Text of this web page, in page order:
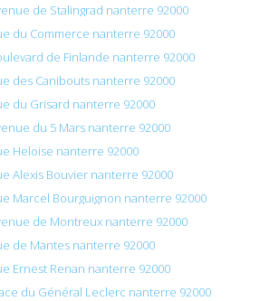
de Stalingrad nanterre 92000
du Commerce nanterre 92000
de Finlande nanterre 92000
des Canibouts nanterre 92000
du Grisard nanterre 92000
du 5 Mars nanterre 92000
Heloise nanterre 92000
Alexis Bouvier nanterre 92000
Marcel Bourguignon nanterre 92000
de Montreux nanterre 92000
de Mantes nanterre 92000
Ernest Renan nanterre 92000
du Général Leclerc nanterre 92000